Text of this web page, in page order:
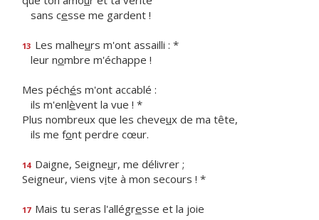
sans cesse me gardent !
13 Les malheurs m'ont assailli : *
leur nombre m'échappe !
Mes péchés m'ont accablé :
ils m'enlèvent la vue ! *
Plus nombreux que les cheveux de ma tête,
ils me font perdre cœur.
14 Daigne, Seigneur, me délivrer ;
Seigneur, viens vite à mon secours ! *
17 Mais tu seras l'allégresse et la joie